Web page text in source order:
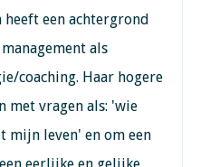
heeft een achtergrond
als
coaching. Haar hogere
met vragen als: 'wie
mijn leven' en om een